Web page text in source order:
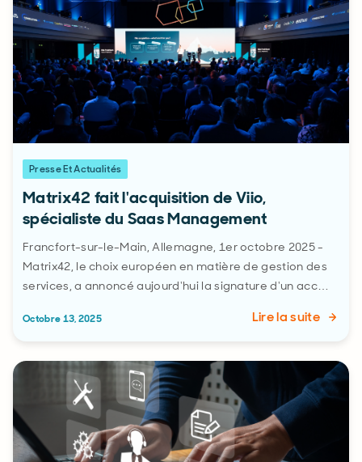
Presse Et Actualités
Matrix42 fait l'acquisition de Viio,
spécialiste du Saas Management
Francfort-sur-le-Main, Allemagne, 1er octobre 2025 -
Matrix42, le choix européen en matière de gestion des
services, a annoncé aujourd'hui la signature d'un acc…
Octobre 13, 2025 Lire la suite